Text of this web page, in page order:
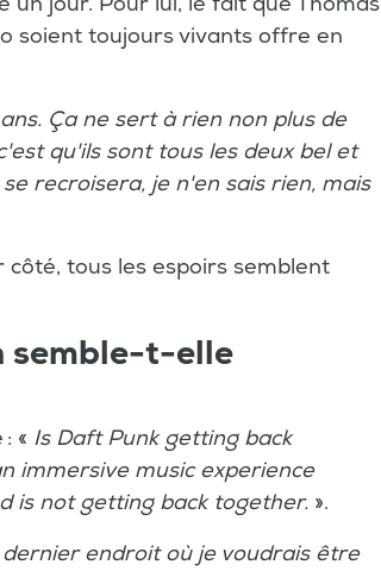
soient toujours vivants offre en
Ça ne sert à rien non plus de
qu'ils sont tous les deux bel et
recroisera, je n'en sais rien, mais
tous les espoirs semblent
semble-t-elle
« Is Daft Punk getting back
immersive music experience
is not getting back together. ».
endroit où je voudrais être